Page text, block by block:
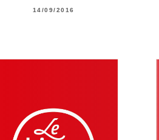
14/09/2016